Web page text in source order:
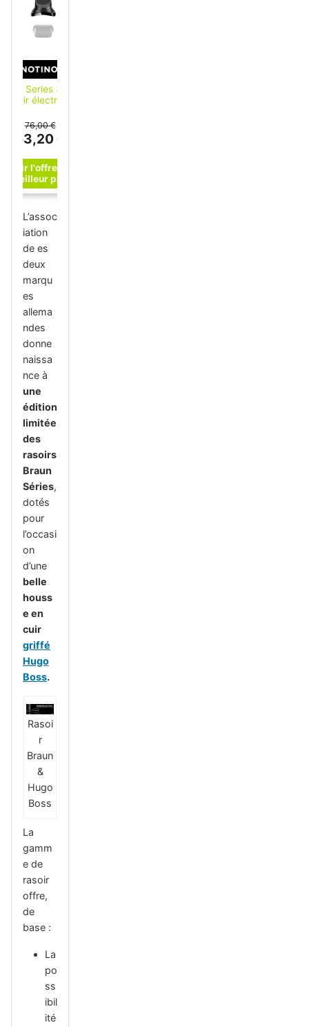
Series 3 300
rasoir électrique
76,00 €
53,20 €
L’assoc
iation
de es
deux
marqu
es
allema
ndes
donne
naissa
nce à
une
édition
limitée
des
rasoirs
Braun
Séries,
dotés
pour
l’occasi
on
d’une
belle
houss
e en
cuir
griffé
Hugo
Boss.
Rasoi
r
Braun
&
Hugo
Boss
La
gamm
e de
rasoir
offre,
de
base :
La
po
ss
ibil
ité